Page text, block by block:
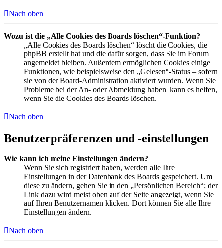
Nach oben
Wozu ist die „Alle Cookies des Boards löschen“-Funktion?
„Alle Cookies des Boards löschen“ löscht die Cookies, die
phpBB erstellt hat und die dafür sorgen, dass Sie im Forum
angemeldet bleiben. Außerdem ermöglichen Cookies einige
Funktionen, wie beispielsweise den „Gelesen“-Status – sofern
sie von der Board-Administration aktiviert wurden. Wenn Sie
Probleme bei der An- oder Abmeldung haben, kann es helfen,
wenn Sie die Cookies des Boards löschen.
Nach oben
Benutzerpräferenzen und -einstellungen
Wie kann ich meine Einstellungen ändern?
Wenn Sie sich registriert haben, werden alle Ihre
Einstellungen in der Datenbank des Boards gespeichert. Um
diese zu ändern, gehen Sie in den „Persönlichen Bereich“; der
Link dazu wird meist oben auf der Seite angezeigt, wenn Sie
auf Ihren Benutzernamen klicken. Dort können Sie alle Ihre
Einstellungen ändern.
Nach oben